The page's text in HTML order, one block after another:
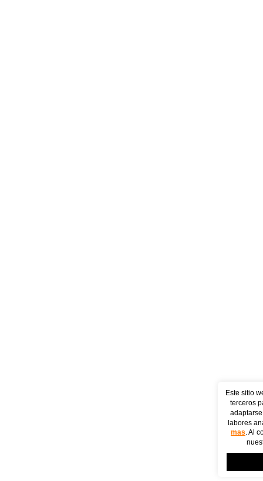
Este sitio
terceros
labores
mas. Al